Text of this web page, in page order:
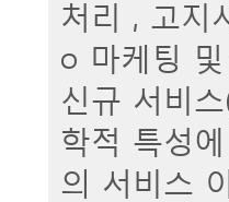
처리 , 고지
ο 마케팅
신규 서비
학적 특성
의 서비스